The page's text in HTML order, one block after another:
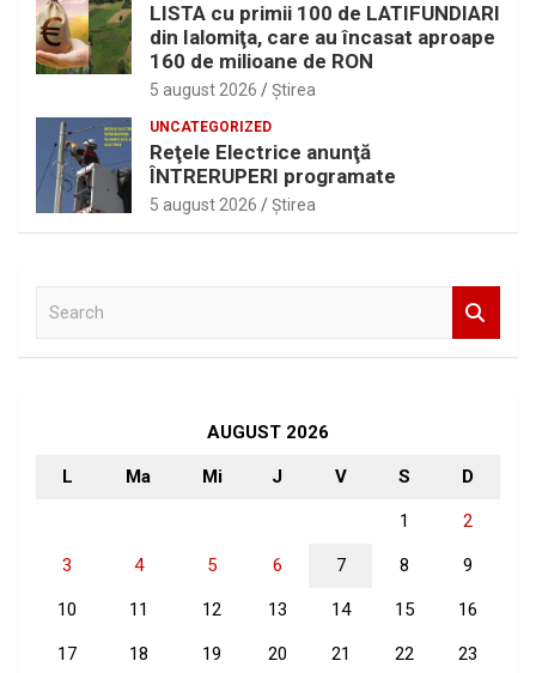
LISTA cu primii 100 de LATIFUNDIARI
din Ialomiţa, care au încasat aproape
160 de milioane de RON
5 august 2026 Ştirea
UNCATEGORIZED
Reţele Electrice anunţă
ÎNTRERUPERI programate
5 august 2026 Ştirea
AUGUST 2026
L Ma Mi J V S D
1 2
3 4 5 6 7 8 9
10 11 12 13 14 15 16
17 18 19 20 21 22 23